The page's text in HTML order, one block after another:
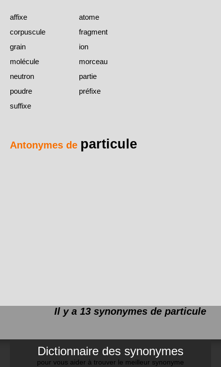
affixe
atome
corpuscule
fragment
grain
ion
molécule
morceau
neutron
partie
poudre
préfixe
suffixe
Antonymes de particule
Il y a 13 synonymes de particule
Dictionnaire des synonymes
pour vous aider à trouver le meilleur synonyme